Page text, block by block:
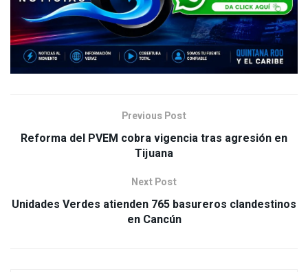
Previous Post
Reforma del PVEM cobra vigencia tras agresión en
Tijuana
Next Post
Unidades Verdes atienden 765 basureros clandestinos
en Cancún